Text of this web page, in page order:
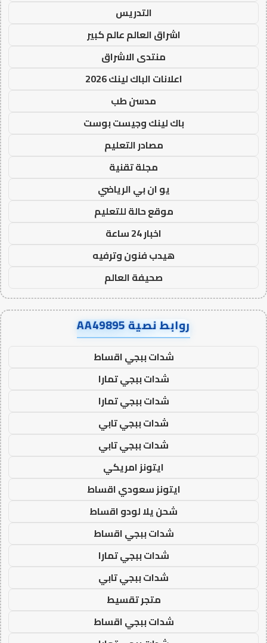
التدريس
اشراق العالم عالم كبير
منتدى الاشراق
اعلانات الباك لينك 2026
مدسن طب
باك لينك وجيست بوست
مصادر التعليم
مجلة تقنية
يو ان بي الرياضي
موقع حالة للتعليم
اخبار 24 ساعة
هيدب فنون وترفيه
صحيفة العالم
روابط نصية AA49895
شدات ببجي اقساط
شدات ببجي تمارا
شدات ببجي تمارا
شدات ببجي تابي
شدات ببجي تابي
ايتونز امريكي
ايتونز سعودي اقساط
شحن يلا لودو اقساط
شدات ببجي اقساط
شدات ببجي تمارا
شدات ببجي تابي
متجر تقسيط
شدات ببجي اقساط